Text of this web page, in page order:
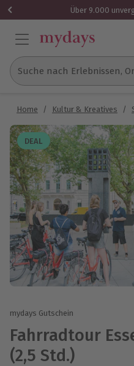
Über 9.000
Suche nach Erlebnissen,
Home / Kultur & Kreatives /
DEAL
mydays Gutschein
Fahrradtour
(2,5 Std.)